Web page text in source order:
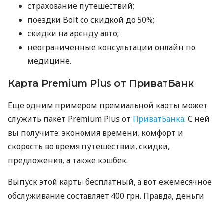
страхование путешествий;
поездки Bolt со скидкой до 50%;
скидки на аренду авто;
неограниченные консультации онлайн по
медицине.
Карта Premium Plus от ПриватБанк
Еще одним примером премиальной карты может
служить пакет Premium Plus от ПриватБанка. С ней
вы получите: экономия времени, комфорт и
скорость во время путешествий, скидки,
предложения, а также кэшбек.
Выпуск этой карты бесплатный, а вот ежемесячное
обслуживание составляет 400 грн. Правда, деньги